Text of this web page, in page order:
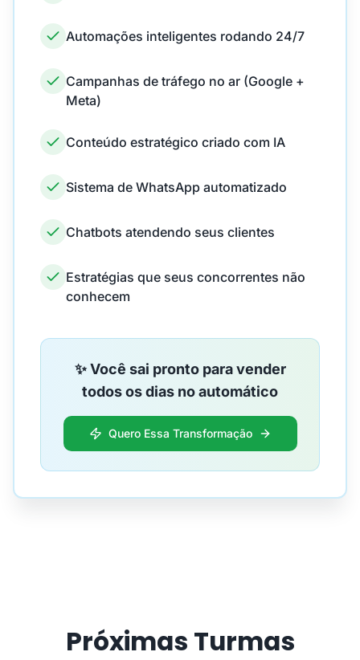
Automações inteligentes rodando 24/7
Campanhas de tráfego no ar (Google +
Meta)
Conteúdo estratégico criado com IA
Sistema de WhatsApp automatizado
Chatbots atendendo seus clientes
Estratégias que seus concorrentes não
conhecem
✨ Você sai pronto para vender
todos os dias no automático
Quero Essa Transformação
Próximas Turmas